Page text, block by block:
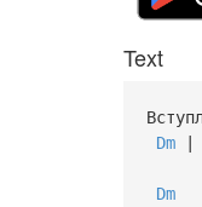
Text
Dm|
Dm